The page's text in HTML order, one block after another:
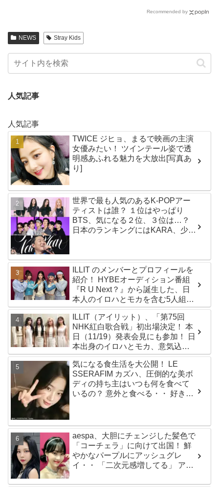
強すぎるあまり起きてしまったまさ
Recommended by
NEWS Stray Kids
人気記事
人気記事
TWICE ジヒョ、まるで映画の主演
女優みたい！ ツインテール姿で透
明感あふれる魅力を大放出[写真あ
り]
世界で最も人気のあるK-POPアー
ティストは誰？ １位はやっぱり
BTS、気になる２位、３位は…？
日本のランキングにはKARA、少女
ILLIT のメンバーとプロフィールを
紹介！ HYBEオーディション番組
『R U Next？』から誕生した、日
本人のイロハとモカを含む5人組ガ
ールズグループ！ デビュー曲
「Magnetic」がいきなりの大ヒッ
ト
ILLIT（アイリット）、「第75回
NHK紅白歌合戦」初出場決定！ 本
日（11/19）発表会見にも参加！ 日
本出身のイロハとモカ、意気込み
を語る「ずっと夢見てたステー
ジ…嬉しくて光栄」
気になる食生活を大公開！ LE
SSERAFIM カズハ、圧倒的な美ボ
ディの持ち主はいつも何を食べて
いるの？ 意外と食べる・・ 好きな
aespa、大胆にチェンジした髪色で
「コーチェラ」に向けて出国！ 鮮
やかなパープルにアッシュグレ
イ・・ 「二次元感増してる」 アバ